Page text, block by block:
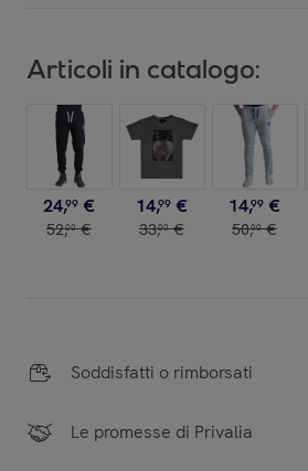
Articoli in catalogo:
24,99 €
52,00 €
14,99 €
33,00 €
14,99 €
50,00 €
Soddisfatti o rimborsati
Le promesse di Privalia